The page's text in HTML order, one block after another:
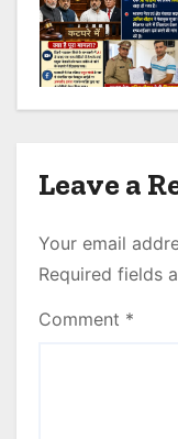
Leave a
Your email
Required fields
Comment *